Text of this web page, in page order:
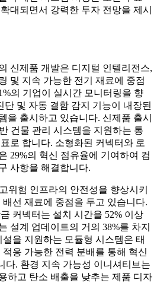
대되면서 강력한 투자 전망을 제시
신제품 개발은 디지털 인텔리전스,
및 지속 가능한 전기 재료에 중점
의 기업이 실시간 모니터링을 향
및 자동 결함 감지 기능이 내장된
을 출시하고 있습니다. 신제품 출시
건물 관리 시스템을 지원하는 통
로 합니다. 소형화된 커넥터와 로
29%의 혁신 점유율에 기여하여 컴
사항을 해결합니다.
위험 인프라의 안전성을 향상시키
선 재료에 중점을 두고 있습니다.
커넥터는 설치 시간을 52% 이상
설계 업데이트의 거의 38%를 차지
을 지원하는 모듈형 시스템은 태
응 가능한 전력 분배를 통해 혁신
다. 환경 지속 가능성 이니셔티브는
하고 탄소 배출을 낮추는 제품 디자